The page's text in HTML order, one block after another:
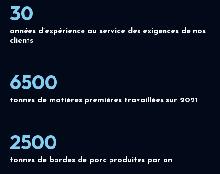
30
années d’expérience au service des exigences de nos
clients
6500
tonnes de matières premières travaillées sur 2021
2500
tonnes de bardes de porc produites par an